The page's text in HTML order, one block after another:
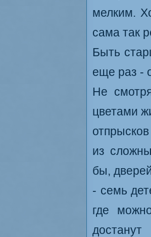
мелким.
сама так
Быть
еще раз -
Не
цветами
из
бы,
- семь
где